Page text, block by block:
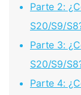
Parte 2:
S20/S9/
Parte 3:
S20/S9/
Parte 4: